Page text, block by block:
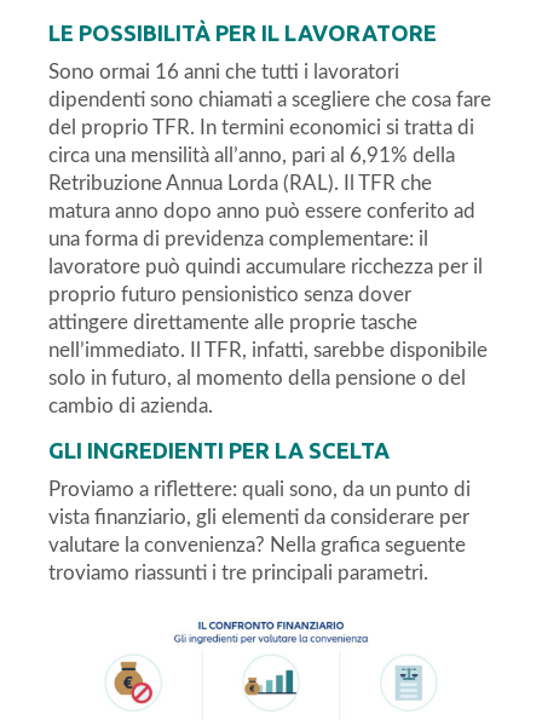
LE POSSIBILITÀ PER IL LAVORATORE
Sono ormai 16 anni che tutti i lavoratori
dipendenti sono chiamati a scegliere che cosa fare
del proprio TFR. In termini economici si tratta di
circa una mensilità all’anno, pari al 6,91% della
Retribuzione Annua Lorda (RAL). Il TFR che
matura anno dopo anno può essere conferito ad
una forma di previdenza complementare: il
lavoratore può quindi accumulare ricchezza per il
proprio futuro pensionistico senza dover
attingere direttamente alle proprie tasche
nell’immediato. Il TFR, infatti, sarebbe disponibile
solo in futuro, al momento della pensione o del
cambio di azienda.
GLI INGREDIENTI PER LA SCELTA
Proviamo a riflettere: quali sono, da un punto di
vista finanziario, gli elementi da considerare per
valutare la convenienza? Nella grafica seguente
troviamo riassunti i tre principali parametri.